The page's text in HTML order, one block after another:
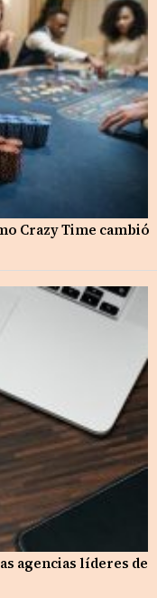
Crazy Time cambió
agencias líderes de